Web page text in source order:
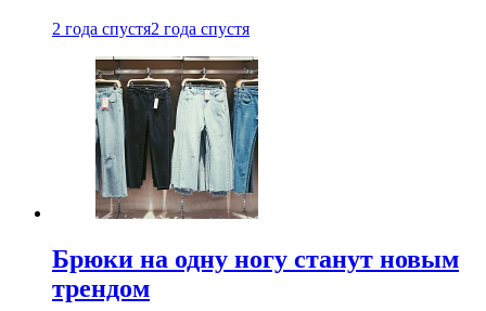
2 года спустя2 года спустя
Брюки на одну ногу станут новым
трендом